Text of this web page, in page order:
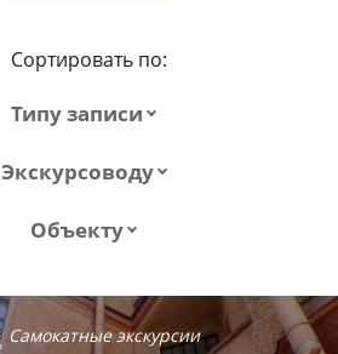
Сортировать по:
Типу записи
Экскурсоводу
Объекту
Самокатные экскурсии